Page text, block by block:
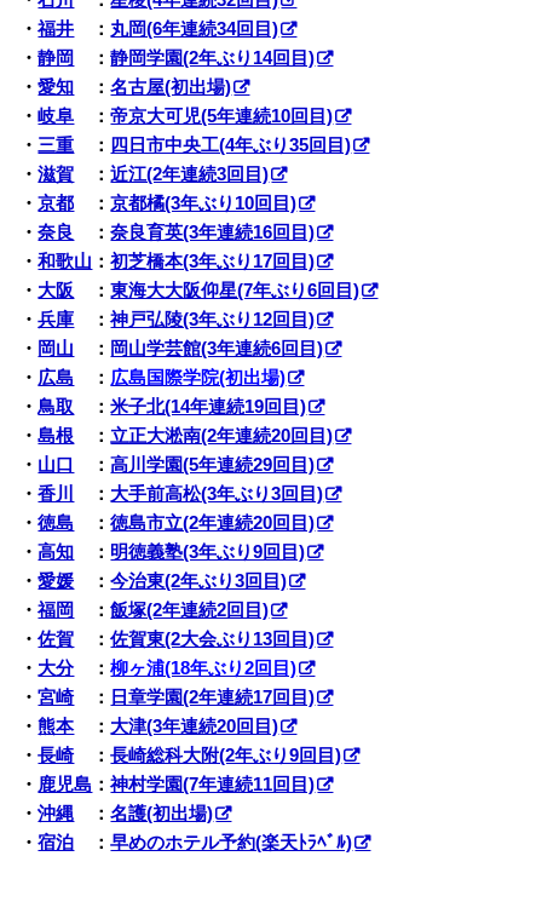
・福井 ： 丸岡(6年連続34回目)
・静岡 ：静岡学園(2年ぶり14回目)
・愛知 ：名古屋(初出場)
・岐阜 ：帝京大可児(5年連続10回目)
・三重 ： 四日市中央工(4年ぶり35回目)
・滋賀 ：近江(2年連続3回目)
・京都 ：京都橘(3年ぶり10回目)
・奈良 ：奈良育英(3年連続16回目)
・和歌山 ：初芝橋本(3年ぶり17回目)
・ 大阪 ：東海大大阪仰星(7年ぶり6回目)
・兵庫 ：神戸弘陵(3年ぶり12回目)
・ 岡山 ： 岡山学芸館(3年連続6回目)
・ 広島 ： 広島国際学院(初出場)
・鳥取 ：米子北(14年連続19回目)
・島根 ：立正大淞南(2年連続20回目)
・ 山口 ：高川学園(5年連続29回目)
・香川 ： 大手前高松(3年ぶり3回目)
・徳島 ：徳島市立(2年連続20回目)
・高知 ： 明徳義塾(3年ぶり9回目)
・愛媛 ：今治東(2年ぶり3回目)
・福岡 ：飯塚(2年連続2回目)
・佐賀 ：佐賀東(2大会ぶり13回目)
・ 大分 ：柳ヶ浦(18年ぶり2回目)
・宮崎：
日章学園(2年連続17回目)
・熊本： 大津(3年連続20回目)
・長崎：長崎総科大附(2年ぶり9回目)
・ 鹿児島 ：神村学園(7年連続11回目)
・沖縄 ：名護(初出場)
・宿泊 ：早めのホテル予約(楽天ﾄﾗﾍﾞﾙ)